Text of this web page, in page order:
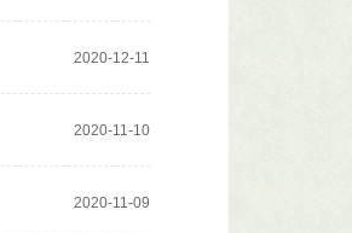
2020-12-11
2020-11-10
2020-11-09